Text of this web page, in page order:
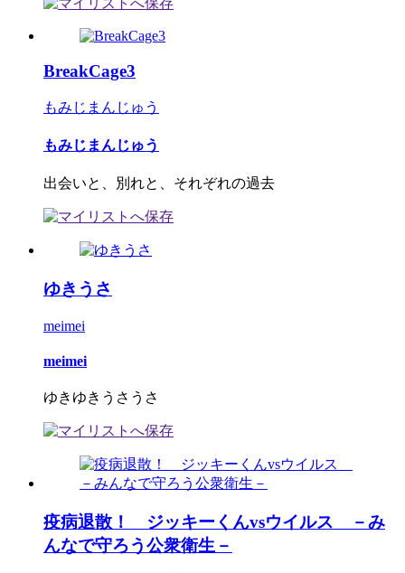
BreakCage3
もみじまんじゅう
もみじまんじゅう
出会いと、別れと、それぞれの過去
ゆきうさ
meimei
meimei
ゆきゆきうさうさ
疫病退散！ ジッキーくんvsウイルス －み
んなで守ろう公衆衛生－